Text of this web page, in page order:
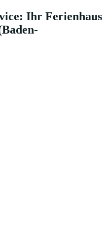
Ihr Ferienhaus